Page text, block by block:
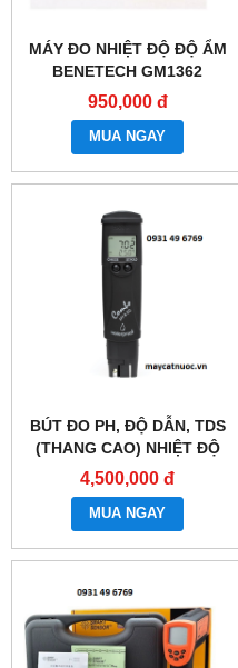
MÁY ĐO NHIỆT ĐỘ ĐỘ ẨM
BENETECH GM1362
950,000 đ
MUA NGAY
BÚT ĐO PH, ĐỘ DẪN, TDS
(THANG CAO) NHIỆT ĐỘ
HI98130
4,500,000 đ
MUA NGAY